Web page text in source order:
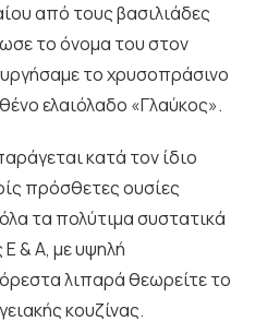
από τους βασιλιάδες
το όνομα του στον
το χρυσοπράσινο
ελαιόλαδο «Γλαύκος».
κατά τον ίδιο
πρόσθετες ουσίες
τα πολύτιμα συστατικά
Ε & Α, με υψηλή
λιπαρά θεωρείτε το
κουζίνας.